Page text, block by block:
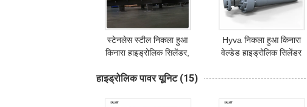
स्टेनलेस स्टील निकला हुआ
किनारा हाइड्रोलिक सिलेंडर,
8412210000 एचएस कोड
Hyva निकला हुआ किनारा
वेल्डेड हाइड्रोलिक सिलेंडर
अभिनय
हाइड्रोलिक पावर यूनिट (15)